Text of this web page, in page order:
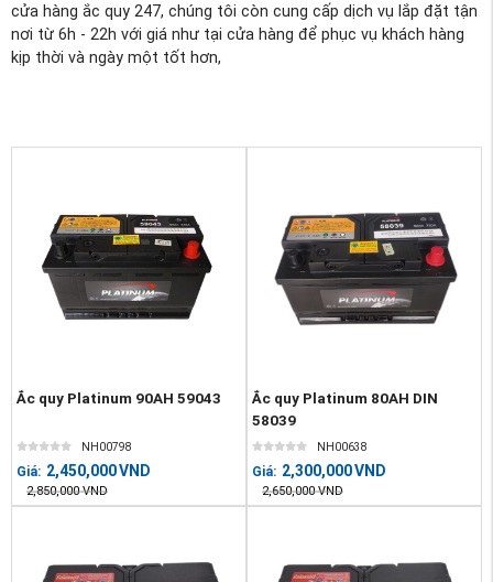
cửa hàng ắc quy 247, chúng tôi còn cung cấp dịch vụ lắp đặt tận
nơi từ 6h - 22h với giá như tại cửa hàng để phục vụ khách hàng
kịp thời và ngày một tốt hơn,
Ắc quy Platinum 90AH 59043
NH00798
Giá: 2,450,000VND
2,850,000 VND
Ắc quy Platinum 80AH DIN
58039
NH00638
Giá: 2,300,000VND
2,650,000 VND